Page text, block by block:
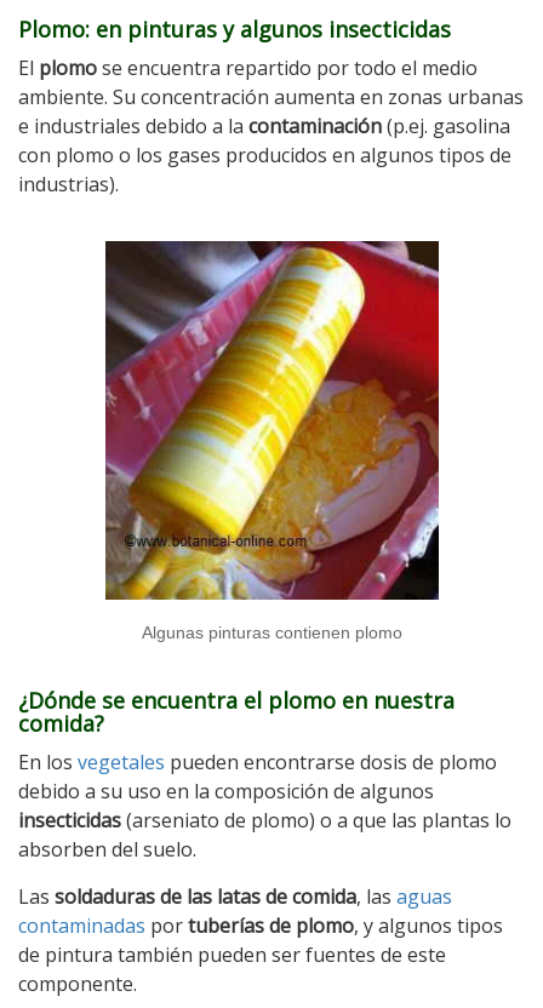
Plomo: en pinturas y algunos insecticidas
El plomose encuentra repartido por todo el medio
ambiente. Su concentración aumenta en zonas urbanas
e industriales debido a la contaminación(p.ej. gasolina
con plomo o los gases producidos en algunos tipos de
industrias).
Algunas pinturas contienen plomo
¿Dónde se encuentra el plomo en nuestra
comida?
En los vegetales pueden encontrarse dosis de plomo
debido a su uso en la composición de algunos
insecticidas(arseniato de plomo) o a que las plantas lo
absorben del suelo.
Las soldaduras de las latas de comida, las aguas
contaminadas portuberías de plomo, y algunos tipos
de pintura también pueden ser fuentes de este
componente.